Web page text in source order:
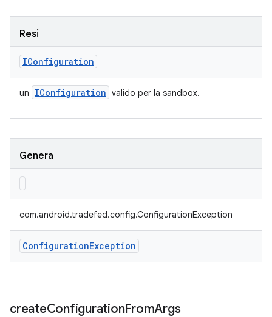
Resi
IConfiguration
un IConfiguration valido per la sandbox.
Genera
com.android.tradefed.config.ConfigurationException
ConfigurationException
createConfigurationFromArgs